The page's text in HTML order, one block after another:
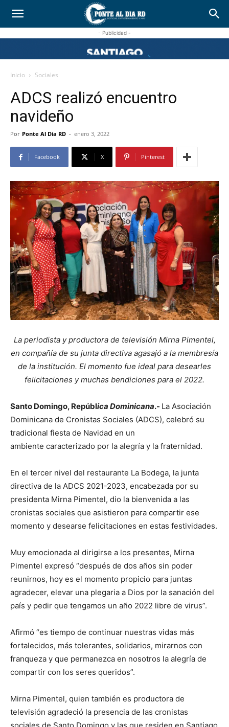
- Publicidad -
Inicio Sociales
ADCS realizó encuentro
navideño
Por Ponte Al Dia RD - enero 3, 2022
Facebook X Pinterest
La periodista y productora de televisión Mirna Pimentel,
en compañía de su junta directiva agasajó a la membresía
de la institución. El momento fue ideal para desearles
felicitaciones y muchas bendiciones para el 2022.
Santo Domingo, República Dominicana.- La Asociación
Dominicana de Cronistas Sociales (ADCS), celebró su
tradicional fiesta de Navidad en un
ambiente caracterizado por la alegría y la fraternidad.
En el tercer nivel del restaurante La Bodega, la junta
directiva de la ADCS 2021-2023, encabezada por su
presidenta Mirna Pimentel, dio la bienvenida a las
cronistas sociales que asistieron para compartir ese
momento y desearse felicitaciones en estas festividades.
Muy emocionada al dirigirse a los presentes, Mirna
Pimentel expresó “después de dos años sin poder
reunirnos, hoy es el momento propicio para juntas
agradecer, elevar una plegaria a Dios por la sanación del
país y pedir que tengamos un año 2022 libre de virus”.
Afirmó “es tiempo de continuar nuestras vidas más
fortalecidos, más tolerantes, solidarios, mirarnos con
franqueza y que permanezca en nosotros la alegría de
compartir con los seres queridos”.
Mirna Pimentel, quien también es productora de
televisión agradeció la presencia de las cronistas